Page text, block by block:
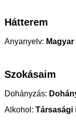
Hátterem
Anyanyelv: Magyar
Szokásaim
Dohányzás:
Alkohol: Társasági